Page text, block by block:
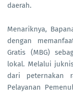
daerah.
Menariknya,
dengan
Gratis (MBG)
lokal. Melalui
dari peternakan
Pelayanan